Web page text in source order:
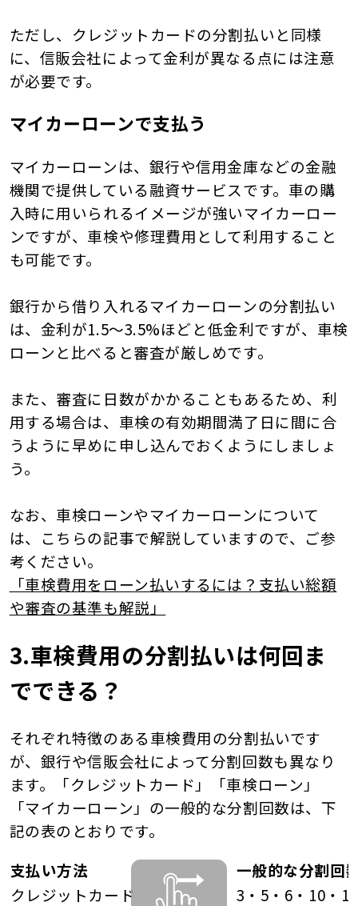
ただし、クレジットカードの分割払いと同様
に、信販会社によって金利が異なる点には注意
が必要です。
マイカーローンで支払う
マイカーローンは、銀行や信用金庫などの金融
機関で提供している融資サービスです。車の購
入時に用いられるイメージが強いマイカーロー
ンですが、車検や修理費用として利用すること
も可能です。
銀行から借り入れるマイカーローンの分割払い
は、金利が1.5～3.5%ほどと低金利ですが、車検
ローンと比べると審査が厳しめです。
また、審査に日数がかかることもあるため、利
用する場合は、車検の有効期間満了日に間に合
うように早めに申し込んでおくようにしましょ
う。
なお、車検ローンやマイカーローンについて
は、こちらの記事で解説していますので、ご参
考ください。
「車検費用をローン払いするには？支払い総額
や審査の基準も解説」
3.車検費用の分割払いは何回ま
でできる？
それぞれ特徴のある車検費用の分割払いです
が、銀行や信販会社によって分割回数も異なり
ます。「クレジットカード」「車検ローン」
「マイカーローン」の一般的な分割回数は、下
記の表のとおりです。
支払い方法
一般的な分割回
クレジットカード
3・5・6・10・